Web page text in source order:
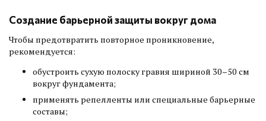
Создание барьерной защиты вокруг дома
Чтобы предотвратить повторное проникновение,
рекомендуется:
обустроить сухую полоску гравия шириной 30–50 см
вокруг фундамента;
применять репелленты или специальные барьерные
составы;